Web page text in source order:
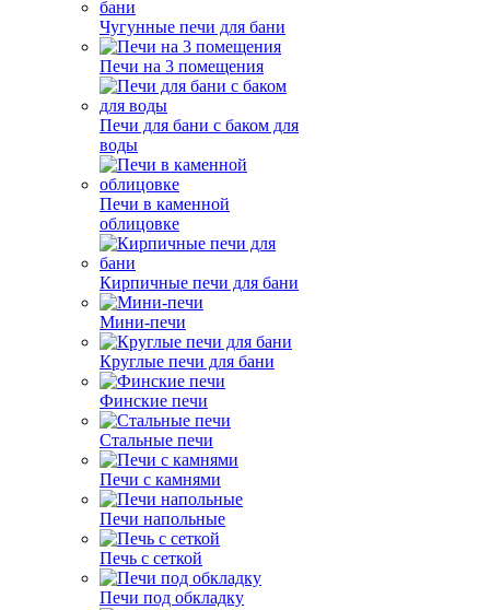
Чугунные печи для бани
Печи на 3 помещения
Печи для бани с баком для
воды
Печи в каменной
облицовке
Кирпичные печи для бани
Мини-печи
Круглые печи для бани
Финские печи
Стальные печи
Печи с камнями
Печи напольные
Печь с сеткой
Печи под обкладку